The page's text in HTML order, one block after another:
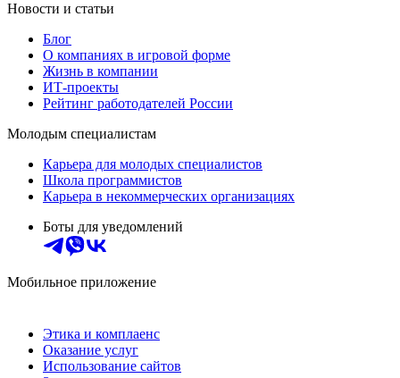
Новости и статьи
Блог
О компаниях в игровой форме
Жизнь в компании
ИТ-проекты
Рейтинг работодателей России
Молодым специалистам
Карьера для молодых специалистов
Школа программистов
Карьера в некоммерческих организациях
Боты для уведомлений
Мобильное приложение
Этика и комплаенс
Оказание услуг
Использование сайтов